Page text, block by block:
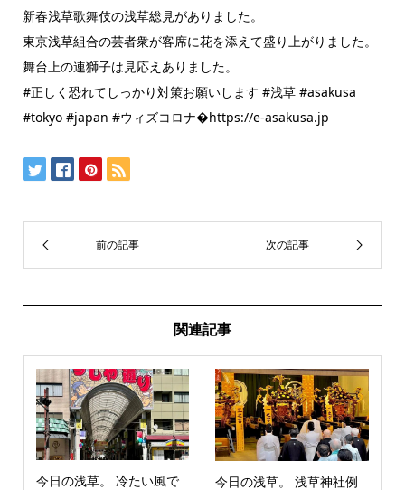
新春浅草歌舞伎の浅草総見がありました。
東京浅草組合の芸者衆が客席に花を添えて盛り上がりました。
舞台上の連獅子は見応えありました。
#正しく恐れてしっかり対策お願いします #浅草 #asakusa
#tokyo #japan #ウィズコロナ�https://e-asakusa.jp
関連記事
今日の浅草。 冷たい風で
今日の浅草。 浅草神社例